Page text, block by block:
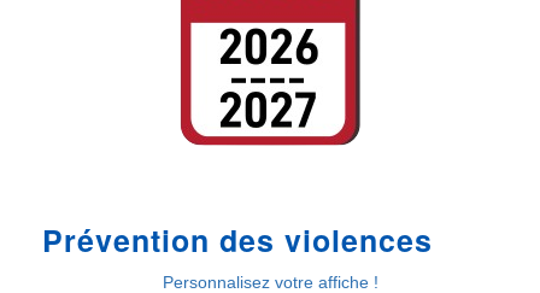
Prévention des violences
Personnalisez votre affiche !